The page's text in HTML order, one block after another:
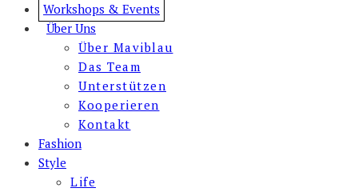
Workshops & Events
Über Uns
Über Maviblau
Das Team
Unterstützen
Kooperieren
Kontakt
Fashion
Style
Life